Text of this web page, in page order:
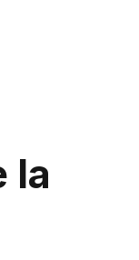
la